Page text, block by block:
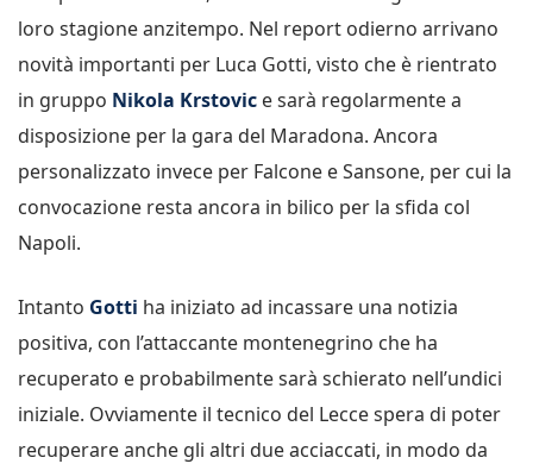
loro stagione anzitempo. Nel report odierno arrivano
novità importanti per Luca Gotti, visto che è rientrato
in gruppo Nikola Krstovic e sarà regolarmente a
disposizione per la gara del Maradona. Ancora
personalizzato invece per Falcone e Sansone, per cui la
convocazione resta ancora in bilico per la sfida col
Napoli.
Intanto Gotti ha iniziato ad incassare una notizia
positiva, con l’attaccante montenegrino che ha
recuperato e probabilmente sarà schierato nell’undici
iniziale. Ovviamente il tecnico del Lecce spera di poter
recuperare anche gli altri due acciaccati, in modo da